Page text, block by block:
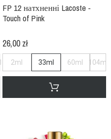
FP 12 натхненні Lacoste -
Touch of Pink
26,00 zł
2ml 33ml 60ml 104ml